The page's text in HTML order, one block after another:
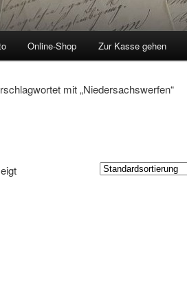
Online-Shop Zur Kasse gehen
mit „Niedersachswerfen“